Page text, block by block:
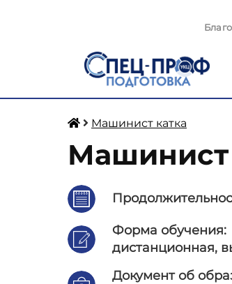
Машинист катка
Машинист
Форма обучения:
дистанционная,
Документ об